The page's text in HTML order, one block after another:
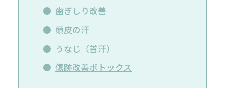
歯ぎしり改善
頭皮の汗
うなじ（首汗）
傷跡改善ボトックス